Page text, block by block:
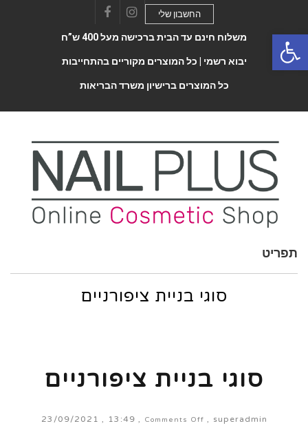
FacebookInstagram
החשבון שלי
משלוח חינם עד הבית ברכישה מעל 400 ש”ח
יבוא רשמי | כל המוצרים מקוריים בהתחייבות
כל המוצרים ברישיון משרד הבריאות
Toggle
תפריט
סוגי בניית ציפורניים
סוגי בניית ציפורניים
23/09/2021 13:49 Comments Off superadmin